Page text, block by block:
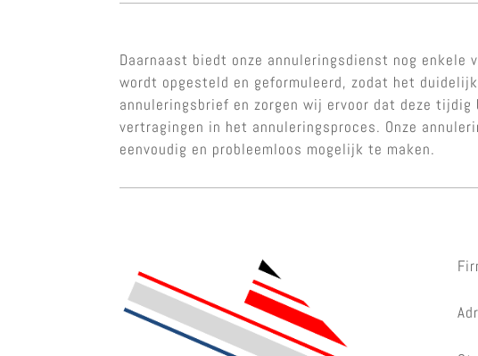
Daarnaast biedt onze annuleringsdienst nog enkele
wordt opgesteld en geformuleerd, zodat het
annuleringsbrief en zorgen wij ervoor dat deze
vertragingen in het annuleringsproces. Onze
eenvoudig en probleemloos mogelijk te maken.